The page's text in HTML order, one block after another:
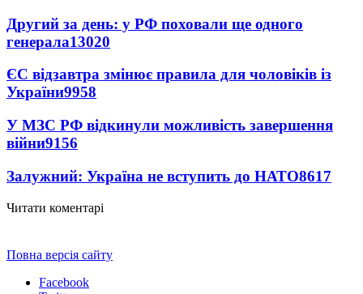
Другий за день: у РФ поховали ще одного
генерала13020
ЄС відзавтра змінює правила для чоловіків із
України9958
У МЗС РФ відкинули можливість завершення
війни9156
Залужний: Україна не вступить до НАТО8617
Читати коментарі
Повна версія сайту
Facebook